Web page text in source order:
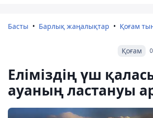
Басты Барлық жаңалықтар Қоғам
Қоғам
Еліміздің үш
ауаның ластануы